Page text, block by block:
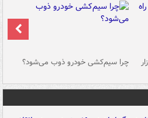
چرا سیم‌کشی خودرو ذوب می‌شود؟